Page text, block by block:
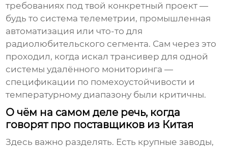
требованиях под твой конкретный проект —
будь то система телеметрии, промышленная
автоматизация или что-то для
радиолюбительского сегмента. Сам через это
проходил, когда искалтрансивер для одной
системы удалённого мониторинга —
спецификации по помехоустойчивости и
температурному диапазону были критичны.
О чём на самом деле речь, когда
говорят про поставщиков из Китая
Здесь важно разделять. Есть крупные заводы,